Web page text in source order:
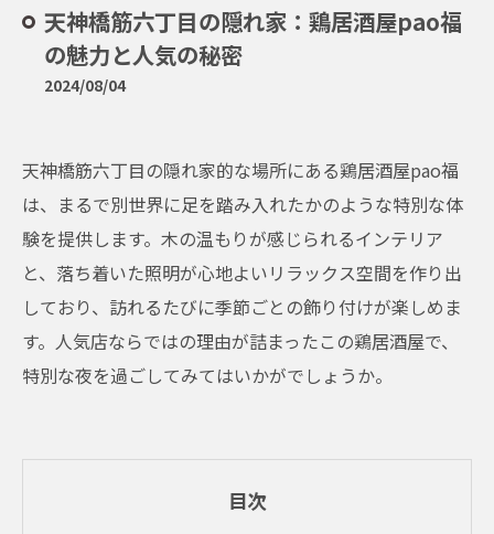
天神橋筋六丁目の隠れ家：鶏居酒屋pao福
の魅力と人気の秘密
2024/08/04
天神橋筋六丁目の隠れ家的な場所にある鶏居酒屋pao福
は、まるで別世界に足を踏み入れたかのような特別な体
験を提供します。木の温もりが感じられるインテリア
と、落ち着いた照明が心地よいリラックス空間を作り出
しており、訪れるたびに季節ごとの飾り付けが楽しめま
す。人気店ならではの理由が詰まったこの鶏居酒屋で、
特別な夜を過ごしてみてはいかがでしょうか。
目次